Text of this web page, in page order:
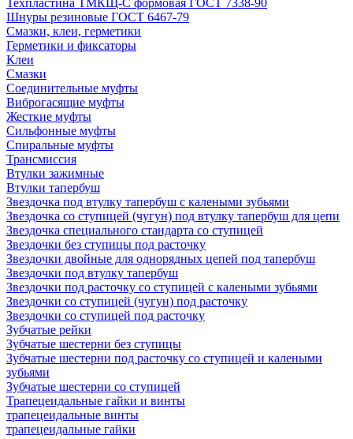
Техпластина ТМКЩ-С формовая ГОСТ 7338-90
Шнуры резиновые ГОСТ 6467-79
Смазки, клеи, герметики
Герметики и фиксаторы
Клеи
Смазки
Соединительные муфты
Виброгасящие муфты
Жесткие муфты
Сильфонные муфты
Спиральные муфты
Трансмиссия
Втулки зажимные
Втулки тапербуш
Звездочка под втулку тапербуш c калеными зубьями
Звездочка со ступицей (чугун) под втулку тапербуш для цепи
Звездочка специального стандарта со ступицей
Звездочки без ступицы под расточку
Звездочки двойные для однорядных цепей под тапербуш
Звездочки под втулку тапербуш
Звездочки под расточку со ступицей с калеными зубьями
Звездочки со ступицей (чугун) под расточку
Звездочки со ступицей под расточку
Зубчатые рейки
Зубчатые шестерни без ступицы
Зубчатые шестерни под расточку со ступицей и калеными
зубьями
Зубчатые шестерни со ступицей
Трапецеидальные гайки и винты
трапецеидальные винты
трапецеидальные гайки